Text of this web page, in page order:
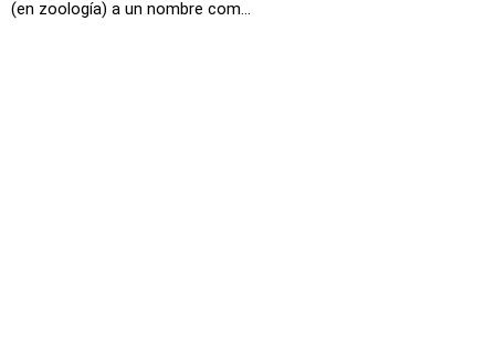
(en zoología) a un nombre com...